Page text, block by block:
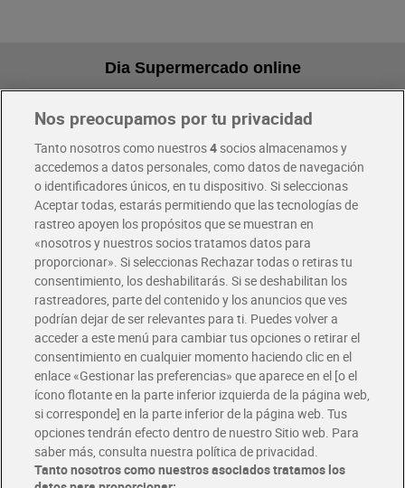
Dia Supermercado online
Pide hoy, recibe hoy
Envío gratis por compras superiores a 100€
Envío estandar por 4,99€
Glovo y Uber Eats
Solicita tu factura de Glovo o Uber Eats
Únete al CLUB Dia
Disfruta las ventajas y ofertas exclusivas.
Descárgate la APP Dia
Folletos y Tiendas
Descubre las mejores ofertas y busca tu tienda más cercana
Tarjeta MaX Dia
Te devuelve hasta 8€/mes de tus compras.
Nos preocupamos por tu privacidad
Tanto nosotros como nuestros4socios almacenamos y
accedemos a datos personales, como datos de navegación
o identificadores únicos, en tu dispositivo. Si seleccionas
Aceptar todas, estarás permitiendo que las tecnologías de
rastreo apoyen los propósitos que se muestran en
«nosotros y nuestros socios tratamos datos para
proporcionar». Si seleccionas Rechazar todas o retiras tu
consentimiento, los deshabilitarás. Si se deshabilitan los
rastreadores, parte del contenido y los anuncios que ves
podrían dejar de ser relevantes para ti. Puedes volver a
acceder a este menú para cambiar tus opciones o retirar el
consentimiento en cualquier momento haciendo clic en el
enlace «Gestionar las preferencias» que aparece en el [o el
ícono flotante en la parte inferior izquierda de la página web,
si corresponde] en la parte inferior de la página web. Tus
opciones tendrán efecto dentro de nuestro Sitio web. Para
saber más, consulta nuestra política de privacidad.
Tanto nosotros como nuestros asociados tratamos los